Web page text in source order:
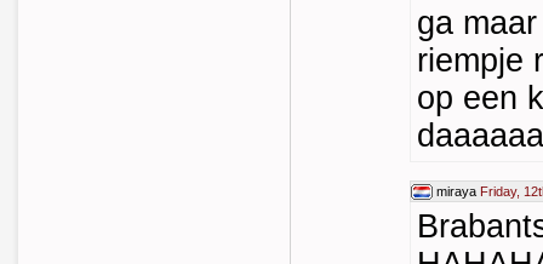
ga
riempje
op een
miraya Friday,